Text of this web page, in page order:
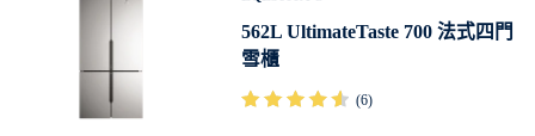
562L UltimateTaste 700 法式四門
雪櫃
(6)